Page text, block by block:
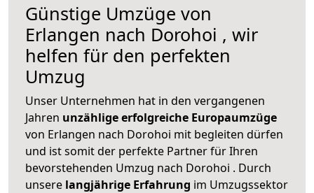
Günstige Umzüge von
Erlangen nach Dorohoi , wir
helfen für den perfekten
Umzug
Unser Unternehmen hat in den vergangenen
Jahren unzählige erfolgreiche Europaumzüge
von Erlangen nach Dorohoi mit begleiten dürfen
und ist somit der perfekte Partner für Ihren
bevorstehenden Umzug nach Dorohoi . Durch
unsere langjährige Erfahrung im Umzugssektor